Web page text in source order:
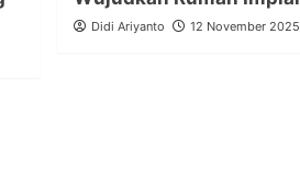
Didi Ariyanto 12 November 2025